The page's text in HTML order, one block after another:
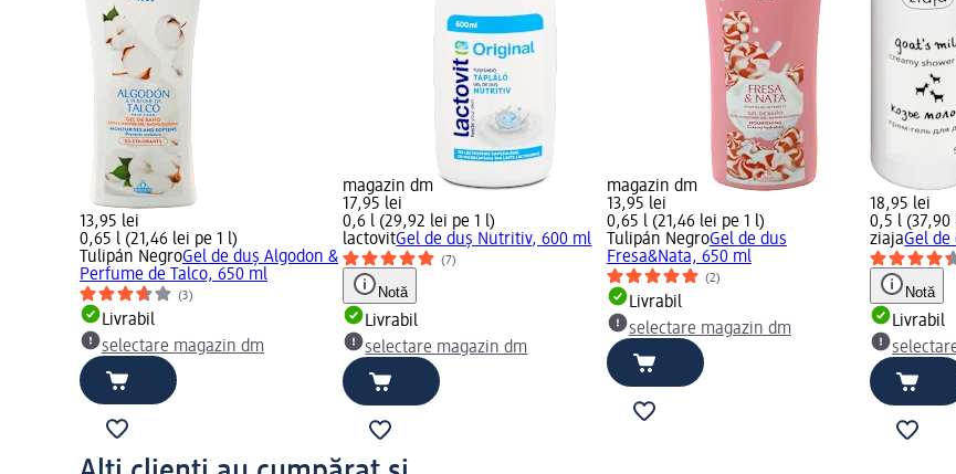
13,95 lei
0,65 l (21,46 lei pe 1 l)
Tulipán NegroGel de duș Algodon &
Perfume de Talco, 650 ml
(3)
Livrabil
selectare magazin dm
magazin dm
17,95 lei
0,6 l (29,92 lei pe 1 l)
lactovitGel de duș Nutritiv, 600 ml
(7)
Notă
Livrabil
selectare magazin dm
magazin dm
13,95 lei
0,65 l (21,46 lei pe 1 l)
Tulipán NegroGel de dus
Fresa&Nata, 650 ml
(2)
Livrabil
selectare magazin dm
18,95 lei
0,5 l (37,90
ziajaGel
Notă
Livrabil